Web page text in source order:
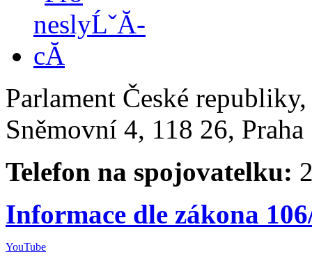
Parlament České
Sněmovní 4, 118 26,
Telefon na spojovatelku:
Informace dle zákona
YouTube